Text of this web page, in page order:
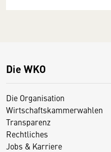
Die WKO
Die Organisation
Wirtschaftskammerwahlen
Transparenz
Rechtliches
Jobs & Karriere